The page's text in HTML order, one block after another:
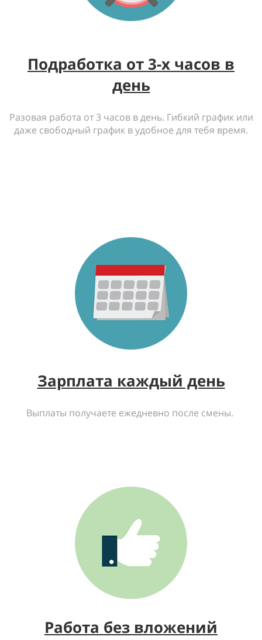
Подработка от 3-х часов в
день
Разовая работа от 3 часов в день. Гибкий график или
даже свободный график в удобное для тебя время.
Зарплата каждый день
Выплаты получаете ежедневно после смены.
Работа без вложений